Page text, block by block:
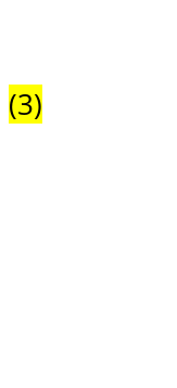
(3)